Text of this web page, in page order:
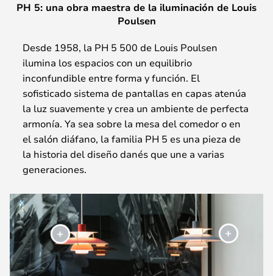
PH 5: una obra maestra de la iluminación de Louis
Poulsen
Desde 1958, la PH 5 500 de Louis Poulsen
ilumina los espacios con un equilibrio
inconfundible entre forma y función. El
sofisticado sistema de pantallas en capas atenúa
la luz suavemente y crea un ambiente de perfecta
armonía. Ya sea sobre la mesa del comedor o en
el salón diáfano, la familia PH 5 es una pieza de
la historia del diseño danés que une a varias
generaciones.